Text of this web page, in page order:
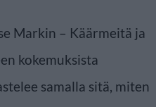
Markin – Käärmeitä ja
kokemuksista
samalla sitä, miten